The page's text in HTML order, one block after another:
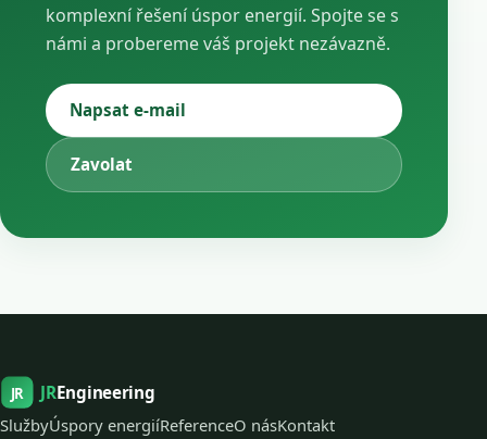
komplexní řešení úspor energií. Spojte se s
námi a probereme váš projekt nezávazně.
Napsat e-mail
Zavolat
JR JREngineering
SlužbyÚspory energiíReferenceO násKontakt